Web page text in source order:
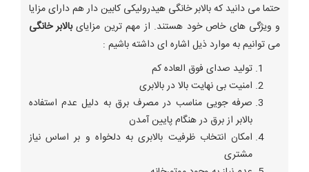
حتما می دانید که بالابر خانگی هیدرولیکی کابین دار هم دارای مزایا
و ویژگی های خاص خود هستند. از مهم ترین مزایایبالابر خانگی
می توانیم به موارد ذیل اشاره ای داشته باشیم :
تولید صدای فوق العاده کم
امنیت بی نهایت بالا در بالابری
صرفه جویی مناسب در مصرف برق به دلیل عدم استفاده
بالابر از برق در هنگام پایین آمدن
امکان انتخاب ظرفیت بالابری به دلخواه و بر اساس نیاز
مشتری